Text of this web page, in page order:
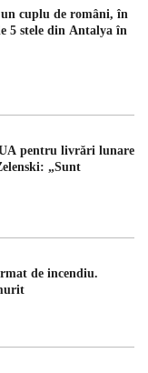
cuplu de români, în
5 stele din Antalya în
pentru livrări lunare
„Sunt
de incendiu.